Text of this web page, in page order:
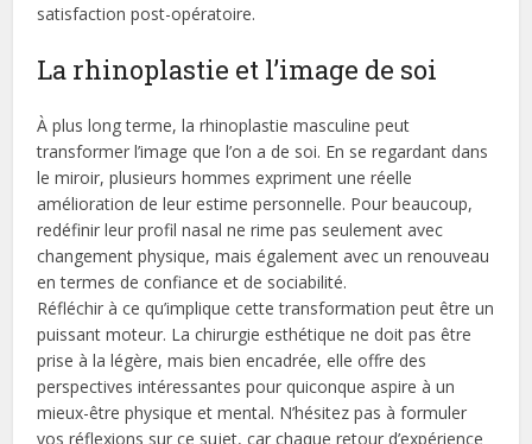
satisfaction post-opératoire.
La rhinoplastie et l’image de soi
À plus long terme, la rhinoplastie masculine peut
transformer l’image que l’on a de soi. En se regardant dans
le miroir, plusieurs hommes expriment une réelle
amélioration de leur estime personnelle. Pour beaucoup,
redéfinir leur profil nasal ne rime pas seulement avec
changement physique, mais également avec un renouveau
en termes de confiance et de sociabilité.
Réfléchir à ce qu’implique cette transformation peut être un
puissant moteur. La chirurgie esthétique ne doit pas être
prise à la légère, mais bien encadrée, elle offre des
perspectives intéressantes pour quiconque aspire à un
mieux-être physique et mental. N’hésitez pas à formuler
vos réflexions sur ce sujet, car chaque retour d’expérience